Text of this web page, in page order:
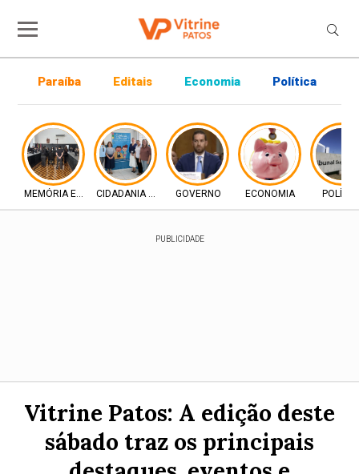
Paraíba Editais Economia Política
MEMÓRIA E DIREITOCIDADANIA E INCLUSÃO
GOVERNO ECONOMIA
PUBLICIDADE
Vitrine Patos: A edição deste
sábado traz os principais